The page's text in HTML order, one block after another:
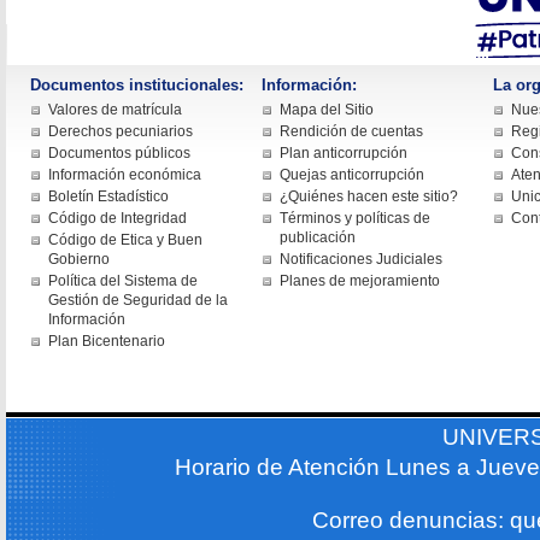
Documentos institucionales:
Valores de matrícula
Derechos pecuniarios
Documentos públicos
Información económica
Boletín Estadístico
Código de Integridad
Código de Etica y Buen
Gobierno
Política del Sistema de
Gestión de Seguridad de la
Información
Plan Bicentenario
Información:
Mapa del Sitio
Rendición de cuentas
Plan anticorrupción
Quejas anticorrupción
¿Quiénes hacen este sitio?
Términos y políticas de
publicación
Notificaciones Judiciales
Planes de mejoramiento
La
Horario de Atención Lunes a
Correo denuncias: